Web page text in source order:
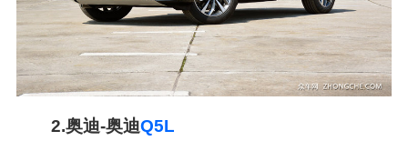
2.奥迪-奥迪Q5L